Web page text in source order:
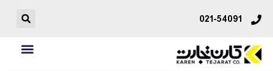
021-54091